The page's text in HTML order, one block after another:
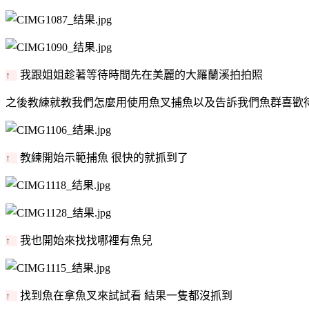
↑ 我跟姐姐趁著等待時間先在美麗的大羅蘭溪拍拍照
之後教練就教我們怎麼用使用魚叉捕魚以及告訴我們魚群喜歡
↑ 教練開始示範捕魚 很快的就抓到了
↑ 我也開始來找找哪裡有魚兒
↑ 找到魚在拿魚叉來試試看 結果一隻都沒抓到